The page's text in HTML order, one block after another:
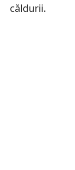
căldurii.